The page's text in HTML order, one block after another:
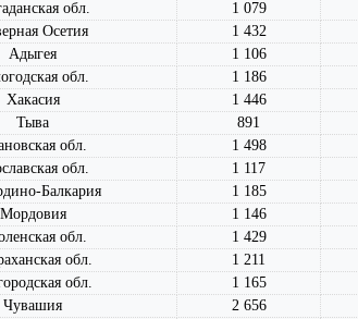
обл. 1 079
Осетия 1 432
Адыгея 1 106
обл. 1 186
Хакасия 1 446
Тыва 891
обл. 1 498
обл. 1 117
Балкария 1 185
Мордовия 1 146
обл. 1 429
обл. 1 211
обл. 1 165
Чувашия 2 656